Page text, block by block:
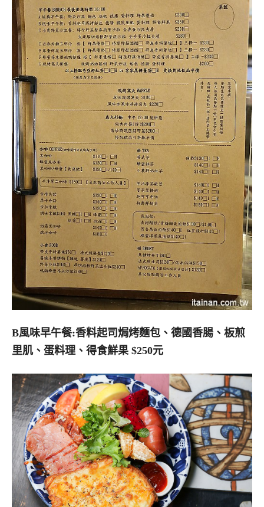
B風味早午餐:香料起司焗烤麵包、德國香腸、板煎
里肌、蛋料理、得食鮮果 $250元